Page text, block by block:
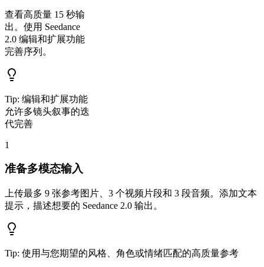
查看高质量 15 秒输
出。使用 Seedance
2.0 编辑和扩展功能
完善序列。
Tip: 编辑和扩展功能
允许多镜头叙事的迭
代完善
1
准备多模态输入
上传最多 9 张参考图片、3 个视频片段和 3 段音频。添加文本
提示，描述想要的 Seedance 2.0 输出。
Tip: 使用与您期望的风格、角色或情绪匹配的高质量参考